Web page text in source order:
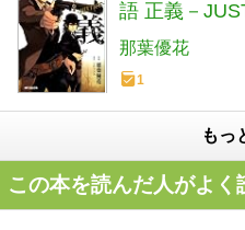
語 正義－
クス フラッ
那葉優花
1
もっ
この本を読んだ人がよく